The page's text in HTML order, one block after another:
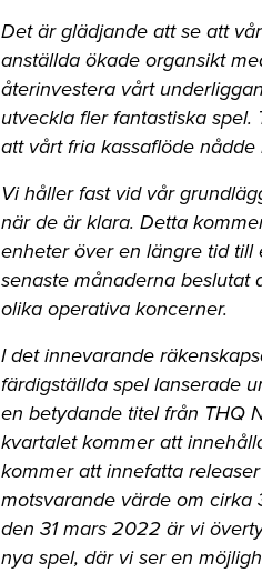
Det är glädjande att se att
anställda ökade organsikt
återinvestera vårt
utveckla fler fantastiska
att vårt fria kassaflöde nådde
Vi håller fast vid vår
när de är klara. Detta
enheter över en längre tid
senaste månaderna
olika operativa koncerner.
I det innevarande
färdigställda spel lanserade
en betydande titel från THQ
kvartalet kommer att
kommer att innefatta
motsvarande värde om cirka
den 31 mars 2022 är vi
nya spel, där vi ser en